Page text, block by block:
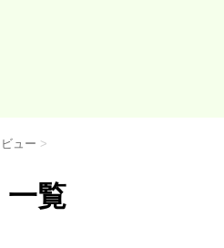
ュー >
一覧